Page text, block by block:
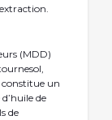
(MDD)
un
de
de